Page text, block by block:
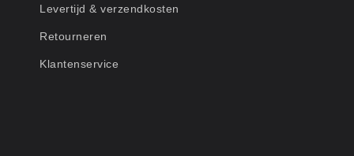
Levertijd & verzendkosten
Retourneren
Klantenservice